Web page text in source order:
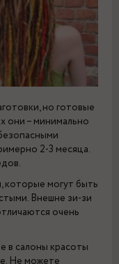
но готовые
они – минимально
2-3 месяца.
которые могут быть
Внешне зи-зи
очень
в салоны красоты